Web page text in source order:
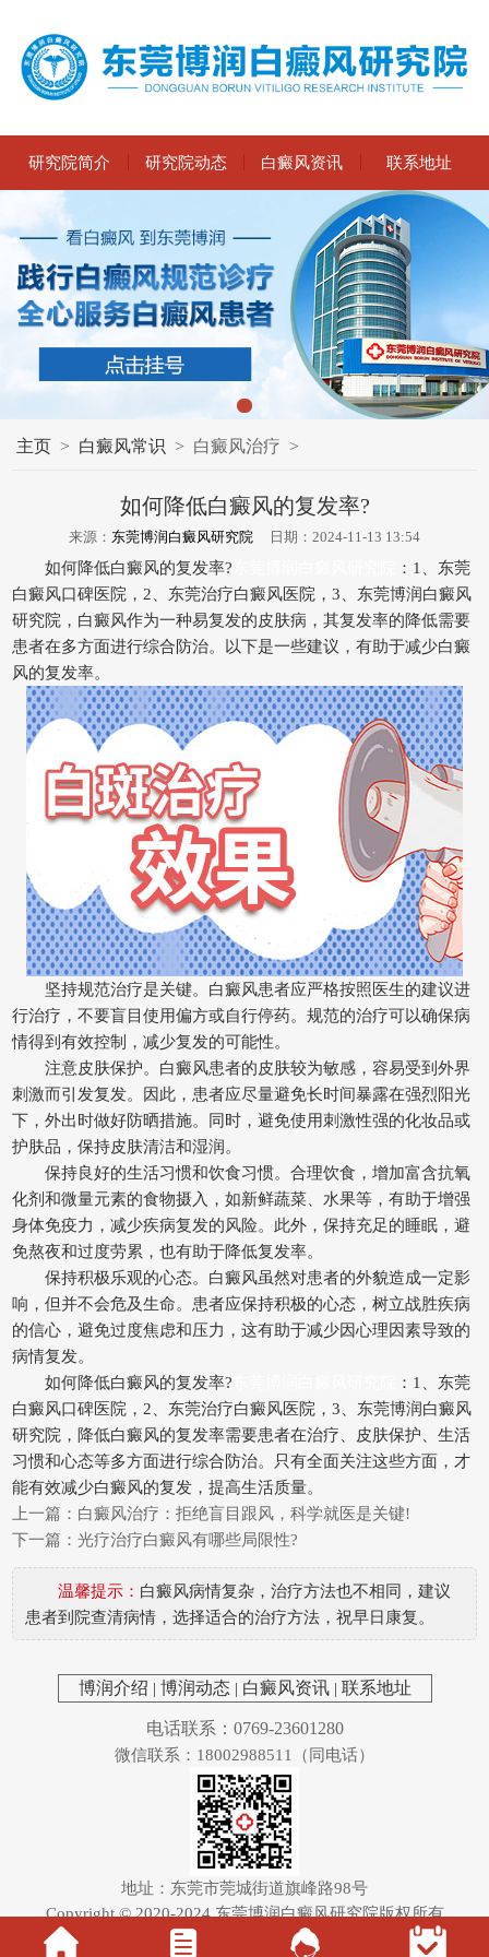
研究院简介 研究院动态 白癜风资讯 联系地址
主页 > 白癜风常识 > 白癜风治疗 >
如何降低白癜风的复发率?
来源： 东莞博润白癜风研究院 日期：2024-11-13 13:54
如何降低白癜风的复发率?
：1、东莞
白癜风口碑医院，2、东莞治疗白癜风医院，3、东莞博润白癜风
研究院，白癜风作为一种易复发的皮肤病，其复发率的降低需要
患者在多方面进行综合防治。以下是一些建议，有助于减少白癜
风的复发率。
坚持规范治疗是关键。白癜风患者应严格按照医生的建议进
行治疗，不要盲目使用偏方或自行停药。规范的治疗可以确保病
情得到有效控制，减少复发的可能性。
注意皮肤保护。白癜风患者的皮肤较为敏感，容易受到外界
刺激而引发复发。因此，患者应尽量避免长时间暴露在强烈阳光
下，外出时做好防晒措施。同时，避免使用刺激性强的化妆品或
护肤品，保持皮肤清洁和湿润。
保持良好的生活习惯和饮食习惯。合理饮食，增加富含抗氧
化剂和微量元素的食物摄入，如新鲜蔬菜、水果等，有助于增强
身体免疫力，减少疾病复发的风险。此外，保持充足的睡眠，避
免熬夜和过度劳累，也有助于降低复发率。
保持积极乐观的心态。白癜风虽然对患者的外貌造成一定影
响，但并不会危及生命。患者应保持积极的心态，树立战胜疾病
的信心，避免过度焦虑和压力，这有助于减少因心理因素导致的
病情复发。
如何降低白癜风的复发率?
：1、东莞
白癜风口碑医院，2、东莞治疗白癜风医院，3、东莞博润白癜风
研究院，降低白癜风的复发率需要患者在治疗、皮肤保护、生活
习惯和心态等多方面进行综合防治。只有全面关注这些方面，才
能有效减少白癜风的复发，提高生活质量。
上一篇： 白癜风治疗：拒绝盲目跟风，科学就医是关键!
下一篇： 光疗治疗白癜风有哪些局限性?
温馨提示： 白癜风病情复杂，治疗方法也不相同，建议
患者到院查清病情，选择适合的治疗方法，祝早日康复。
博润介绍 | 博润动态| 白癜风资讯| 联系地址
电话联系：0769-23601280
微信联系：18002988511（同电话）
地址：东莞市莞城街道旗峰路98号
Copyright © 2020-2024东莞博润白癜风研究院版权所有